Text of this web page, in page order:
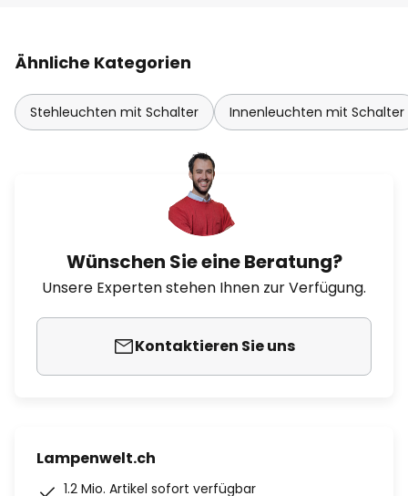
Ähnliche Kategorien
Stehleuchten mit Schalter Innenleuchten mit Schalter
Wünschen Sie eine Beratung?
Unsere Experten stehen Ihnen zur Verfügung.
Kontaktieren Sie uns
Lampenwelt.ch
1.2 Mio. Artikel sofort verfügbar